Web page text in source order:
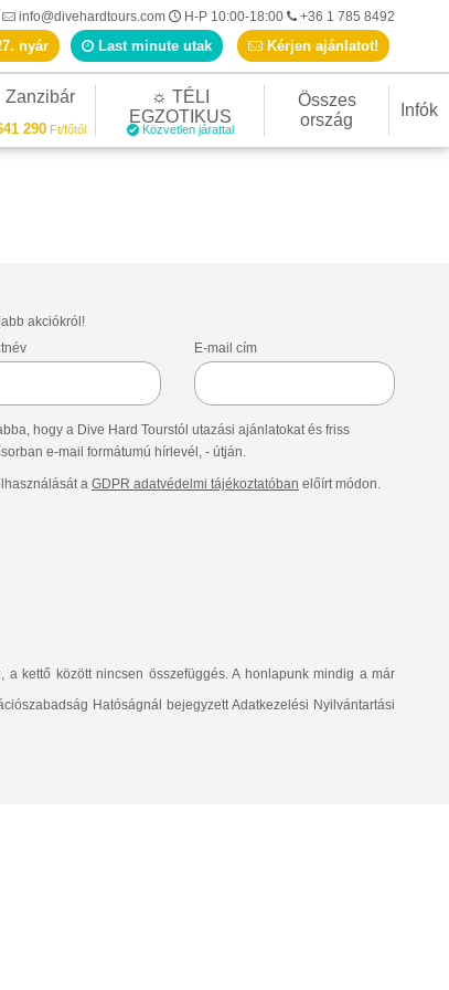
info@divehardtours.com H-P 10:00-18:00
+36 1 785 8492
nyár Last minute utak Kérjen ajánlatot!
Zanzibár
290Ft/főtől
☼ TÉLI
EGZOTIKUS
Közvetlen járattal
Összes
ország
Infók
akciókról!
E-mail cím
hogy a Dive Hard Tourstól utazási ajánlatokat és friss
e-mail formátumú hírlevél, - útján.
a GDPR adatvédelmi tájékoztatóban előírt módon.
kettő között nincsen összefüggés. A honlapunk mindig a már
Hatóságnál bejegyzett Adatkezelési Nyilvántartási